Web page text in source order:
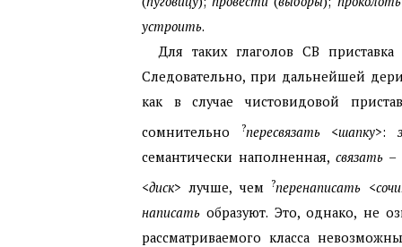
устроить.
Для таких глаголов СВ
Следовательно, при дальнейшей
как в случае чистовидовой
сомнительно
?пересвязать<шапку>:
семантически наполненная,связать –
<диск> лучше, чем ?перенаписать <
написать образуют. Это, однако, не
рассматриваемого класса